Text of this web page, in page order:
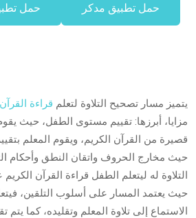
حمل تطبيق مدكر حمل
يتميز مسار تصحيح التلاوة لتعلم قراءة
مزايا، أبرزها: تقييم مستوى الطفل، حيث
قصيرة من القرآن الكريم، ويقوم المعلم
حيث مخارج الحروف واتقان النطق وأحكام
التلاوة له ليتعلم الطفل قراءة القرآن
حيث يعتمد المسار على أسلوب التلقين،
الاستماع إلى تلاوة المعلم وتقليده، كما